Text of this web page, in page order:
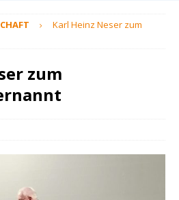
Karl Heinz Neser zum
zum